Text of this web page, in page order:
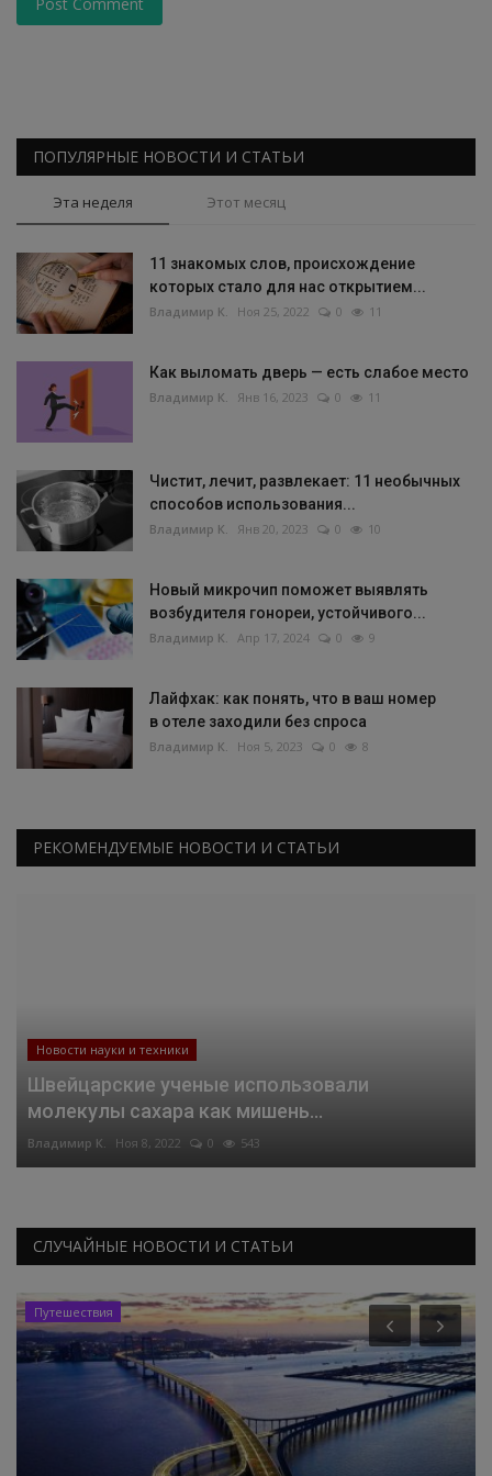
ПОПУЛЯРНЫЕ НОВОСТИ И СТАТЬИ
Эта неделя Этот месяц
11 знакомых слов, происхождение
которых стало для нас открытием...
Владимир К. Ноя 25, 2022 0 11
Как выломать дверь — есть слабое место
Владимир К. Янв 16, 2023 0 11
Чистит, лечит, развлекает: 11 необычных
способов использования...
Владимир К. Янв 20, 2023 0 10
Новый микрочип поможет выявлять
возбудителя гонореи, устойчивого...
Владимир К. Апр 17, 2024 0 9
Лайфхак: как понять, что в ваш номер
в отеле заходили без спроса
Владимир К. Ноя 5, 2023 0 8
РЕКОМЕНДУЕМЫЕ НОВОСТИ И СТАТЬИ
Новости науки и техники
Швейцарские ученые использовали
молекулы сахара как мишень...
Владимир К. Ноя 8, 2022 0 543
СЛУЧАЙНЫЕ НОВОСТИ И СТАТЬИ
Путешествия